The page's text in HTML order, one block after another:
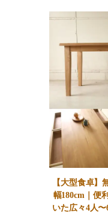
【大型食卓】
幅180cm｜便
いた広々4人